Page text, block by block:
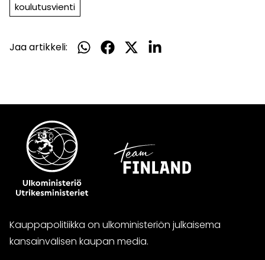
koulutusvienti
Jaa artikkeli:
Jaa
Jaa
Jaa
Jaa
Kauppapolitiikka on ulkoministeriön julkaisema
kansainvälisen kaupan media.